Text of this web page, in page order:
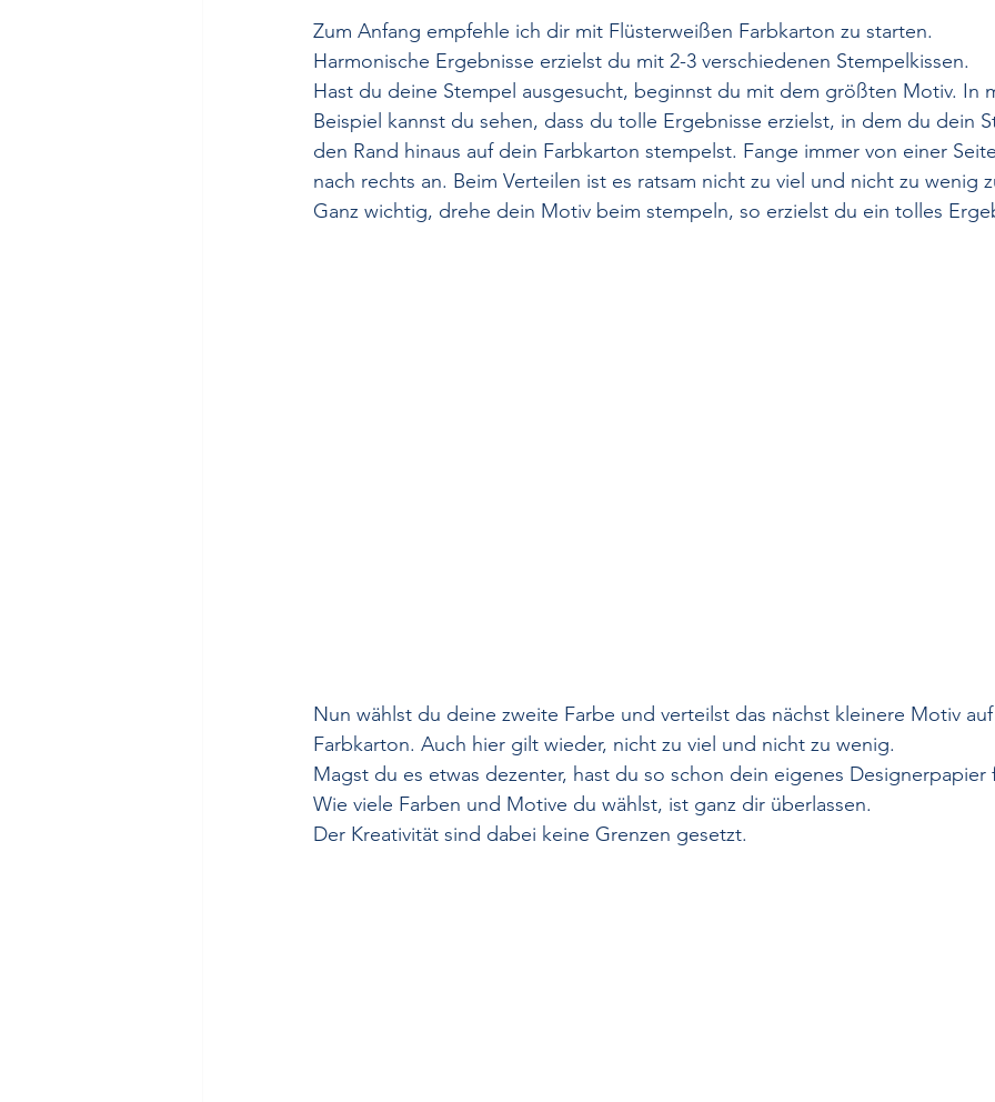
Zum Anfang empfehle ich dir mit Flüsterweißen Farbkarton zu starten.
Harmonische Ergebnisse erzielst du mit 2-3 verschiedenen Stempelkissen.
Hast du deine Stempel ausgesucht, beginnst du mit dem größten Motiv. In
Beispiel kannst du sehen, dass du tolle Ergebnisse erzielst, in dem du dein
den Rand hinaus auf dein Farbkarton stempelst. Fange immer von einer
nach rechts an. Beim Verteilen ist es ratsam nicht zu viel und nicht zu wenig
Ganz wichtig, drehe dein Motiv beim stempeln, so erzielst du ein tolles
Nun wählst du deine zweite Farbe und verteilst das nächst kleinere Motiv
Farbkarton. Auch hier gilt wieder, nicht zu viel und nicht zu wenig.
Magst du es etwas dezenter, hast du so schon dein eigenes Designerpapier
Wie viele Farben und Motive du wählst, ist ganz dir überlassen.
Der Kreativität sind dabei keine Grenzen gesetzt.